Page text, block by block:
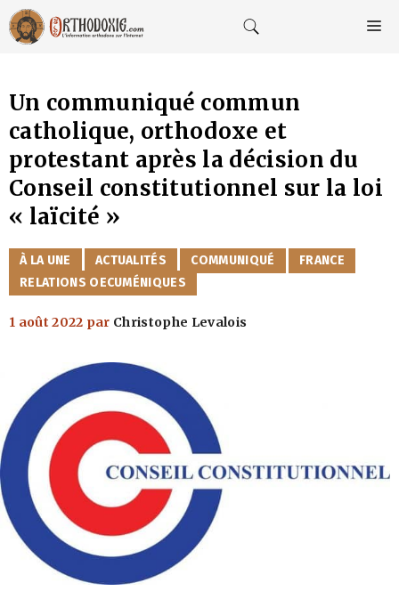
Aller
au
contenu
Un communiqué commun
catholique, orthodoxe et
protestant après la décision du
Conseil constitutionnel sur la loi
« laïcité »
CATÉGORIES
À LA UNE ACTUALITÉS COMMUNIQUÉ
FRANCE
RELATIONS OECUMÉNIQUES
1 août 2022 par Christophe Levalois